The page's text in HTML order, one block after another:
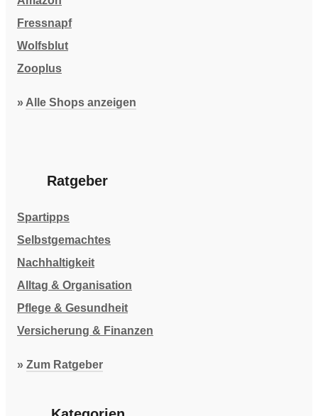
Fressnapf
Wolfsblut
Zooplus
» Alle Shops anzeigen
Ratgeber
Spartipps
Selbstgemachtes
Nachhaltigkeit
Alltag & Organisation
Pflege & Gesundheit
Versicherung & Finanzen
» Zum Ratgeber